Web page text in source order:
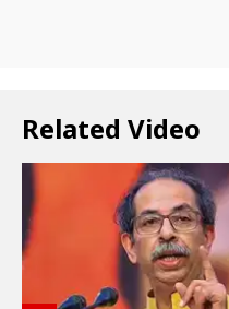
Related Video